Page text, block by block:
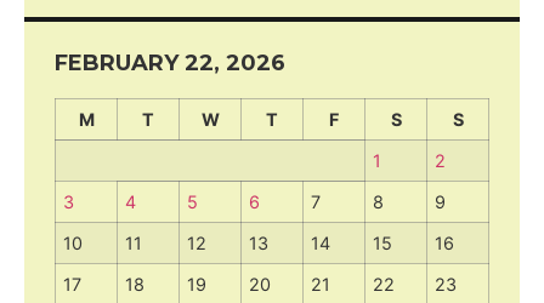
FEBRUARY 22, 2026
M T W T F S
S
1
2
3
4 5 6 7 8
9
10
11 12 13 14 15
16
17
18 19 20 21 22
23